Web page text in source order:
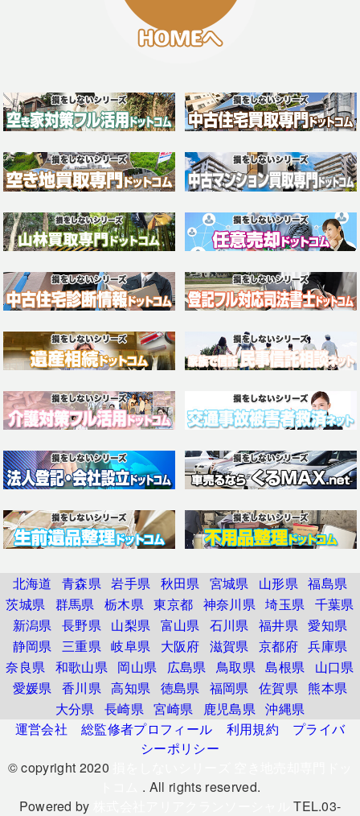
北海道 青森県 岩手県 秋田県 宮城県 山形県 福島県
茨城県 群馬県 栃木県 東京都 神奈川県 埼玉県 千葉県
新潟県 長野県 山梨県 富山県 石川県 福井県 愛知県
静岡県 三重県 岐阜県 大阪府 滋賀県 京都府 兵庫県
奈良県 和歌山県 岡山県 広島県 鳥取県 島根県
山口県
愛媛県 香川県 高知県 徳島県 福岡県 佐賀県 熊本県
大分県 長崎県 宮崎県 鹿児島県 沖縄県
運営会社
総監修者プロフィール 利用規約
プライバ
シーポリシー
© copyright 2020
. All rights reserved.
Powered by
TEL.03-